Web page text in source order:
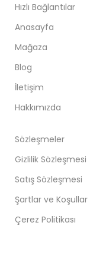
Hızlı Bağlantılar
Anasayfa
Mağaza
Blog
İletişim
Hakkımızda
Sözleşmeler
Gizlilik Sözleşmesi
Satış Sözleşmesi
Şartlar ve Koşullar
Çerez Politikası